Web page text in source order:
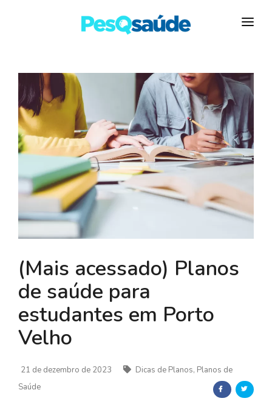
PLANOS DE SAÚDE
LABORATÓRIOS
BLOG
MAIS…
(Mais acessado) Planos
de saúde para
estudantes em Porto
Velho
21 de dezembro de 2023
Dicas de Planos, Planos de
Saúde